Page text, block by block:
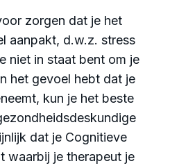
zorgen dat je het
aanpakt, d.w.z. stress
niet in staat bent om je
het gevoel hebt dat je
kun je het beste
dat je Cognitieve
waarbij je therapeut je